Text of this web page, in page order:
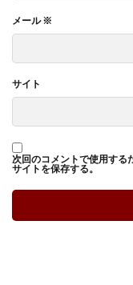
メール※
サイト
次回のコメントで使用する
サイトを保存する。